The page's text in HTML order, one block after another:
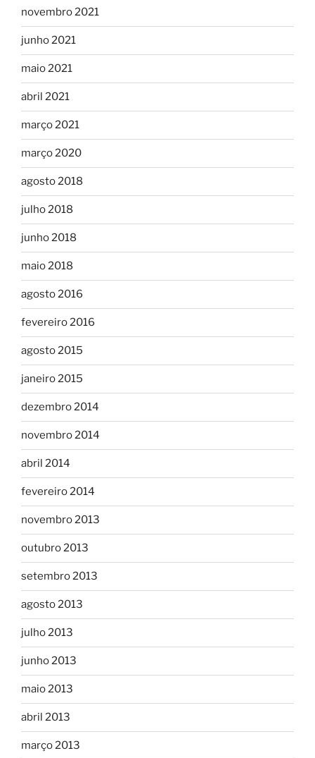
novembro 2021
junho 2021
maio 2021
abril 2021
março 2021
março 2020
agosto 2018
julho 2018
junho 2018
maio 2018
agosto 2016
fevereiro 2016
agosto 2015
janeiro 2015
dezembro 2014
novembro 2014
abril 2014
fevereiro 2014
novembro 2013
outubro 2013
setembro 2013
agosto 2013
julho 2013
junho 2013
maio 2013
abril 2013
março 2013